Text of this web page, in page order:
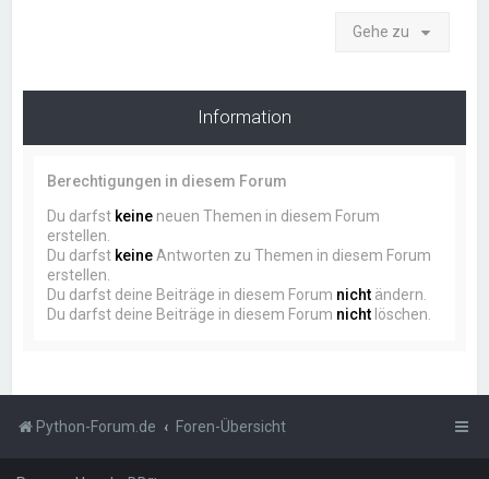
Gehe zu
Information
Berechtigungen in diesem Forum
Du darfst keine neuen Themen in diesem Forum
erstellen.
Du darfst keineAntworten zu Themen in diesem Forum
erstellen.
Du darfst deine Beiträge in diesem Forum nicht ändern.
Du darfst deine Beiträge in diesem Forum nicht löschen.
Python-Forum.de Foren-Übersicht